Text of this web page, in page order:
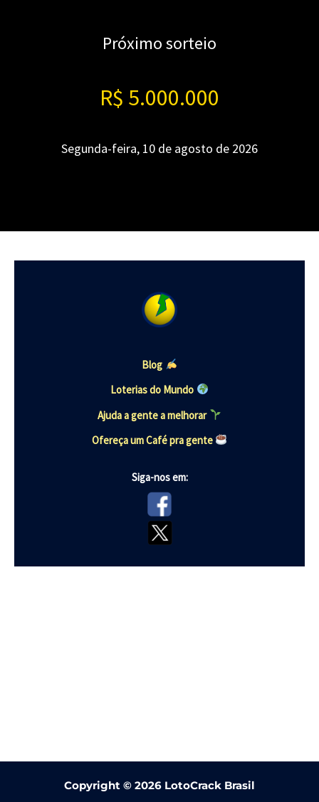
Próximo sorteio
R$ 5.000.000
Segunda-feira, 10 de agosto de 2026
Blog
Loterias do Mundo
Ajuda a gente a melhorar
Ofereça um Café pra gente
Siga-nos em:
Copyright © 2026 LotoCrack Brasil